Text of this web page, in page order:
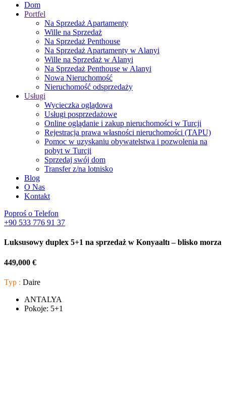
Dom
Portfel
Na Sprzedaż Apartamenty
Wille na Sprzedaż
Na Sprzedaż Penthouse
Na Sprzedaż Apartamenty w Alanyi
Wille na Sprzedaż w Alanyi
Na Sprzedaż Penthouse w Alanyi
Nowa Nieruchomość
Nieruchomość odsprzedaży
Usługi
Wycieczka oglądowa
Usługi posprzedażowe
Online oglądanie i zakup nieruchomości w Turcji
Rejestracja prawa własności nieruchomości (TAPU)
Pomoc w uzyskaniu obywatelstwa i pozwolenia na
pobyt w Turcji
Sprzedaj swój dom
Transfer z/na lotnisko
Blog
O Nas
Kontakt
Poproś o Telefon
+90 533 776 91 37
Luksusowy duplex 5+1 na sprzedaż w Konyaaltı – blisko morza
449,000 €
Typ : Daire
ANTALYA
Pokoje: 5+1